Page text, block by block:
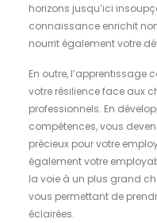
horizons jusqu’ici
connaissance enrichit
nourrit également votre
En outre, l’apprentissage
votre résilience face aux
professionnels. En
compétences, vous
précieux pour votre
également votre
la voie à un plus grand
vous permettant de
éclairées.